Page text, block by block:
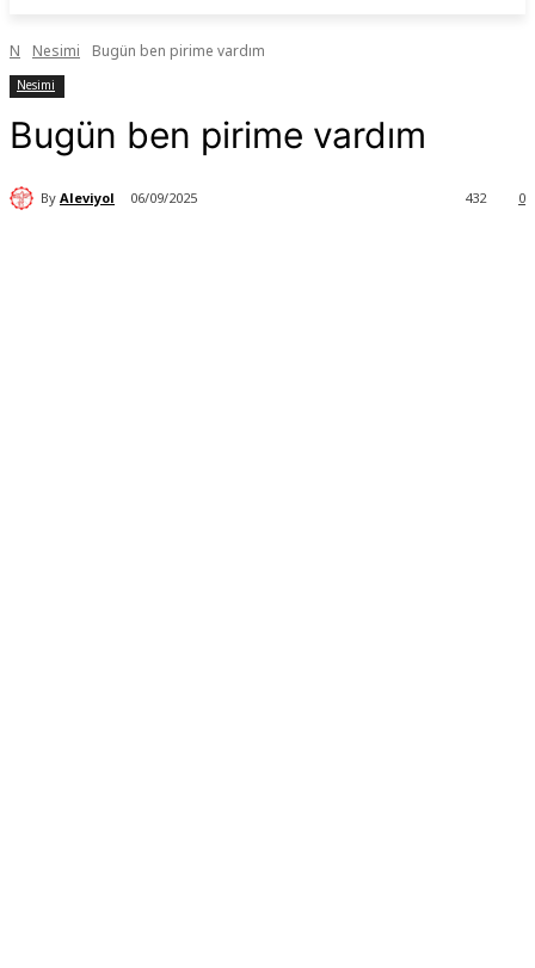
N Nesimi Bugün ben pirime vardım
Nesimi
Bugün ben pirime vardım
By Aleviyol 06/09/2025 0
432